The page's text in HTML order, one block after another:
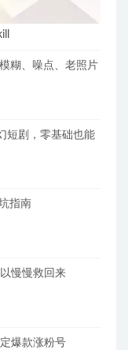
糊、噪点、老照片
短剧，零基础也能
指南
慢慢救回来
爆款涨粉号